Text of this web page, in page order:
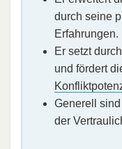
durch seine
Erfahrungen.
Er setzt
und fördert
Generell
der